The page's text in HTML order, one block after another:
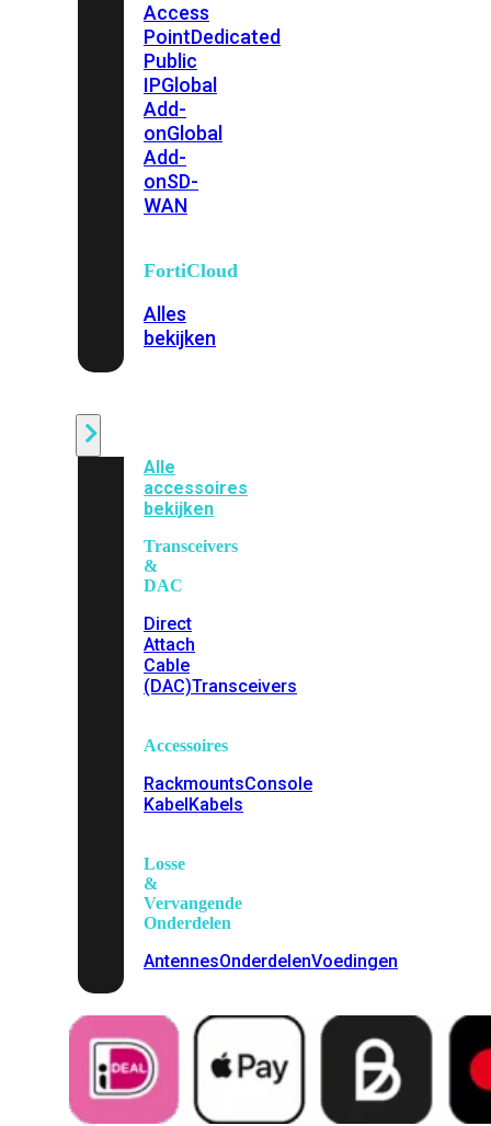
Access
PointDedicated
Public
IPGlobal
Add-
onGlobal
Add-
onSD-
WAN
FortiCloud
Alles
bekijken
Alle
accessoires
bekijken
Transceivers
&
DAC
Direct
Attach
Cable
(DAC)Transceivers
Accessoires
RackmountsConsole
KabelKabels
Losse
&
Vervangende
Onderdelen
AntennesOnderdelenVoedingen